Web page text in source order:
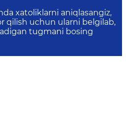
xatoliklarni aniqlasangiz,
qilish uchun ularni belgilab,
tugmani bosing